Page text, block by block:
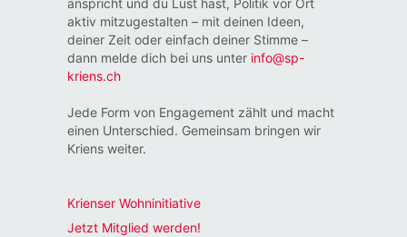
anspricht und du Lust hast, Politik vor Ort
aktiv mitzugestalten – mit deinen Ideen,
deiner Zeit oder einfach deiner Stimme –
dann melde dich bei uns unter info@sp-
kriens.ch
Jede Form von Engagement zählt und macht
einen Unterschied. Gemeinsam bringen wir
Kriens weiter.
Krienser Wohninitiative
Jetzt Mitglied werden!